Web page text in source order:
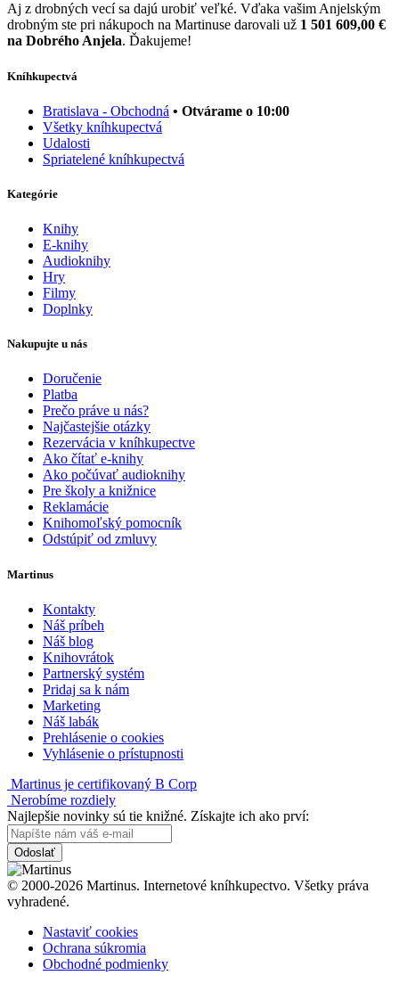
Aj z drobných vecí sa dajú urobiť veľké. Vďaka vašim Anjelským
drobným ste pri nákupoch na Martinuse darovali už 1 501 609,00 €
na Dobrého Anjela. Ďakujeme!
Kníhkupectvá
Bratislava - Obchodná • Otvárame o 10:00
Všetky kníhkupectvá
Udalosti
Spriatelené kníhkupectvá
Kategórie
Knihy
E-knihy
Audioknihy
Hry
Filmy
Doplnky
Nakupujte u nás
Doručenie
Platba
Prečo práve u nás?
Najčastejšie otázky
Rezervácia v kníhkupectve
Ako čítať e-knihy
Ako počúvať audioknihy
Pre školy a knižnice
Reklamácie
Knihomoľský pomocník
Odstúpiť od zmluvy
Martinus
Kontakty
Náš príbeh
Náš blog
Knihovrátok
Partnerský systém
Pridaj sa k nám
Marketing
Náš labák
Prehlásenie o cookies
Vyhlásenie o prístupnosti
Martinus je certifikovaný B Corp
Nerobíme rozdiely
Najlepšie novinky sú tie knižné. Získajte ich ako prví:
Odoslať
© 2000-2026 Martinus. Internetové kníhkupectvo. Všetky práva
vyhradené.
Nastaviť cookies
Ochrana súkromia
Obchodné podmienky